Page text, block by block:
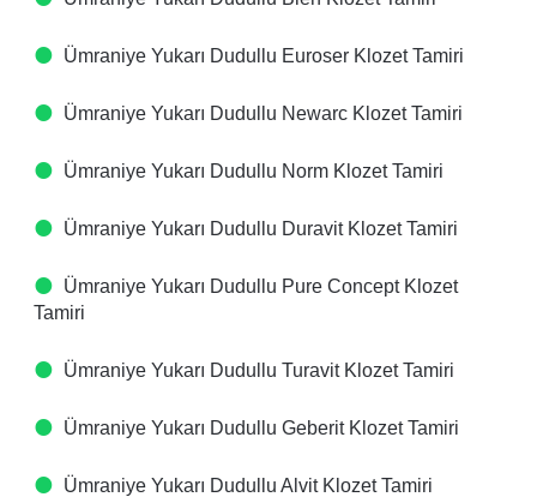
Ümraniye Yukarı Dudullu Euroser Klozet Tamiri
Ümraniye Yukarı Dudullu Newarc Klozet Tamiri
Ümraniye Yukarı Dudullu Norm Klozet Tamiri
Ümraniye Yukarı Dudullu Duravit Klozet Tamiri
Ümraniye Yukarı Dudullu Pure Concept Klozet
Tamiri
Ümraniye Yukarı Dudullu Turavit Klozet Tamiri
Ümraniye Yukarı Dudullu Geberit Klozet Tamiri
Ümraniye Yukarı Dudullu Alvit Klozet Tamiri